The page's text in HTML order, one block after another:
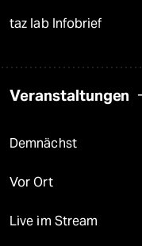
taz lab Infobrief
Veranstaltungen
Demnächst
Vor Ort
Live im Stream